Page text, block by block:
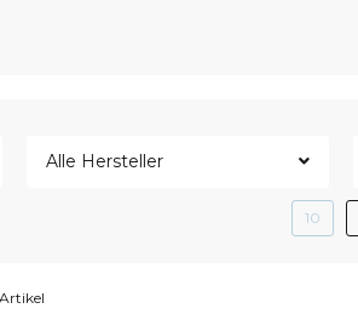
Alle Hersteller
10